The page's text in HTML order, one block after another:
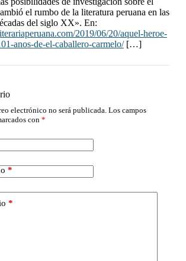
el rumbo de la literatura peruana en las
del siglo XX». En:
2019/06/20/aquel-heroe-
anos-de-el-caballero-carmelo/[…]
electrónico no será publicada. Los campos
con *
*
*